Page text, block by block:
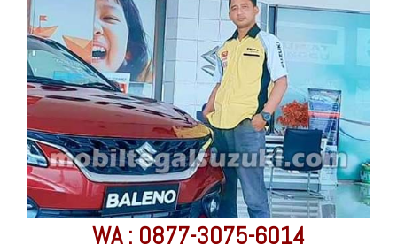
WA : 0877-3075-6014